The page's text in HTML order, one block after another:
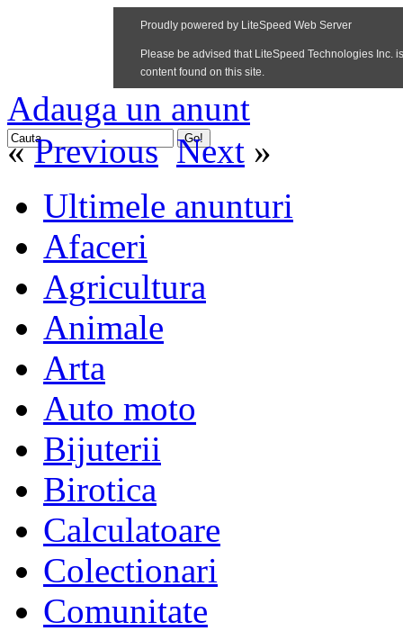
Adauga un anunt
«Previous Next »
Ultimele anunturi
Afaceri
Agricultura
Animale
Arta
Auto moto
Bijuterii
Birotica
Calculatoare
Colectionari
Comunitate